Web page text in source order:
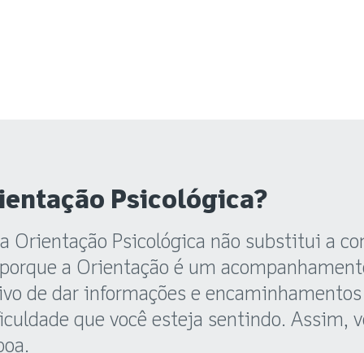
Psicológica?
Orientação Psicológica não substitui a
a Orientação é um
de dar informações e
que você esteja sentindo. Assim,